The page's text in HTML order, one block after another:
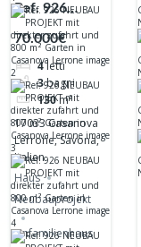
Ref. 926
NEUBAU
PROJEKT mit
direkter
zufahrt und
800 m² Garten
in Casanova
Lerrone
70.000€
4 letti
3bagni
130m²
17033 Casanova
Lerrone, Savona,
Italien
Haus
Neubauprojekt
Einfamilienhaus